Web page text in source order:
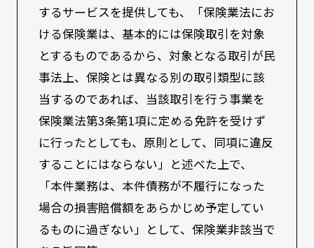
するサービスを提供しても、「保険業法にお
ける保険業は、基本的には保険取引を対象
とするものであるから、対象となる取引が民
事法上、保険とは異なる別の取引類型に該
当するのであれば、当該取引を行う事業を
保険業法第3条第1項に定める免許を受けず
に行ったとしても、原則として、同項に違反
することにはならない」と述べた上で、
「本件業務は、本件債務が不履行になった
場合の損害賠償額をあらかじめ予定してい
るものに過ぎない」として、保険業非該当で